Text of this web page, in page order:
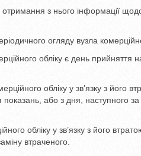
з нього інформації
огляду вузла
обліку є день прийняття
обліку у зв’язку з
або з дня, наступного
обліку у зв’язку з його
втраченого.